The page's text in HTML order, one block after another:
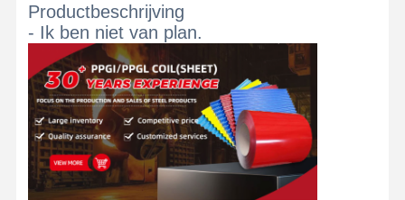
Productbeschrijving
- Ik ben niet van plan.